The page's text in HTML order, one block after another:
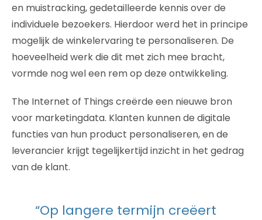
en muistracking, gedetailleerde kennis over de
individuele bezoekers. Hierdoor werd het in principe
mogelijk de winkelervaring te personaliseren. De
hoeveelheid werk die dit met zich mee bracht,
vormde nog wel een rem op deze ontwikkeling.
The Internet of Things creërde een nieuwe bron
voor marketingdata. Klanten kunnen de digitale
functies van hun product personaliseren, en de
leverancier krijgt tegelijkertijd inzicht in het gedrag
van de klant.
“Op langere termijn creëert